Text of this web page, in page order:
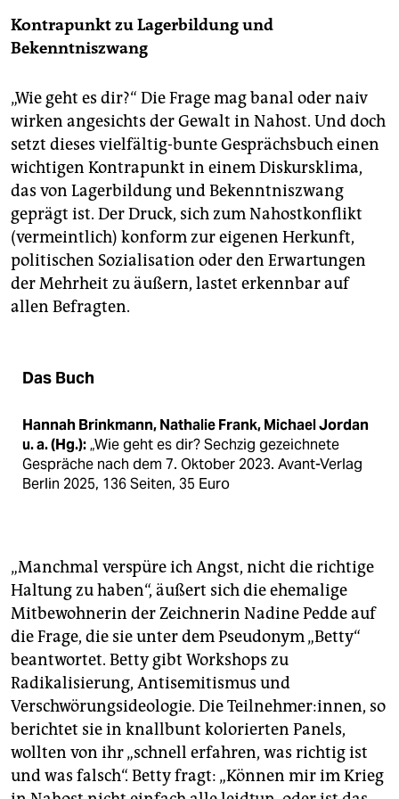
Kontrapunkt zu Lagerbildung und
Bekenntniszwang
„Wie geht es dir?“ Die Frage mag banal oder naiv
wirken angesichts der Gewalt in Nahost. Und doch
setzt dieses vielfältig-bunte Gesprächsbuch einen
wichtigen Kontrapunkt in einem Diskursklima,
das von Lagerbildung und Bekenntniszwang
geprägt ist. Der Druck, sich zum Nahostkonflikt
(vermeintlich) konform zur eigenen Herkunft,
politischen Sozialisation oder den Erwartungen
der Mehrheit zu äußern, lastet erkennbar auf
allen Befragten.
Das Buch
Hannah Brinkmann, Nathalie Frank, Michael Jordan
u. a. (Hg.):„Wie geht es dir? Sechzig gezeichnete
Gespräche nach dem 7. Oktober 2023. Avant-Verlag
Berlin 2025, 136 Seiten, 35 Euro
„Manchmal verspüre ich Angst, nicht die richtige
Haltung zu haben“, äußert sich die ehemalige
Mitbewohnerin der Zeichnerin Nadine Pedde auf
die Frage, die sie unter dem Pseudonym „Betty“
beantwortet. Betty gibt Workshops zu
Radikalisierung, Antisemitismus und
Verschwörungsideologie. Die Teilnehmer:innen, so
berichtet sie in knallbunt kolorierten Panels,
wollten von ihr „schnell erfahren, was richtig ist
und was falsch“. Betty fragt: „Können mir im Krieg